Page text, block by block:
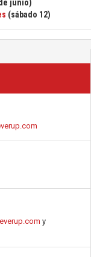
y
junio)
(sábado 12)